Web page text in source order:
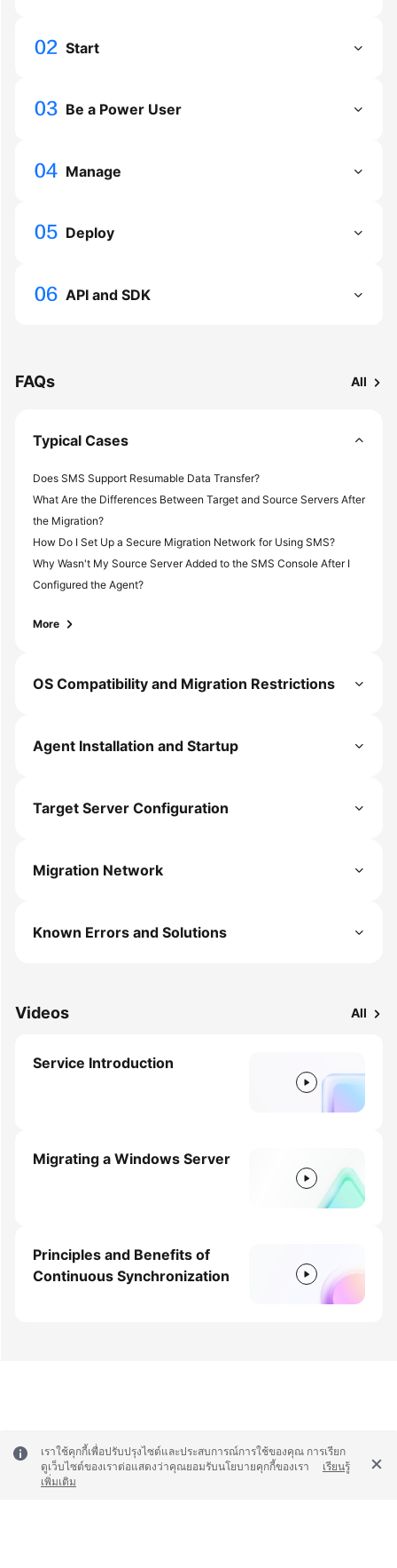
Reference
Agreement
Papers
Permissions
Start
Be a Power User
Manage
Deploy
API and SDK
FAQs All
Typical Cases
Does SMS Support Resumable Data Transfer?
What Are the Differences Between Target and Source Servers After
the Migration?
How Do I Set Up a Secure Migration Network for Using SMS?
Why Wasn't My Source Server Added to the SMS Console After I
Configured the Agent?
More
OS Compatibility and Migration Restrictions
Agent Installation and Startup
Target Server Configuration
Migration Network
Known Errors and Solutions
Videos All
Service Introduction
Migrating a Windows Server
Principles and Benefits of
Continuous Synchronization
เราใช้คุกกี้เพื่อปรับปรุงไซต์และประสบการณ์การใช้ของคุณ การเรียก
ดูเว็บไซต์ของเราต่อแสดงว่าคุณยอมรับนโยบายคุกกี้ของเรา
เรียนรู้
เพิ่มเติม